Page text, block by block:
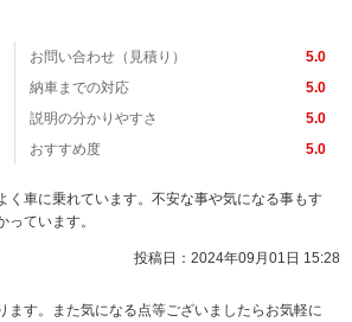
お問い合わせ（見積り）
5.0
納車までの対応
5.0
説明の分かりやすさ
5.0
おすすめ度
5.0
く車に乗れています。不安な事や気になる事もす
っています。
投稿日：2024年09月01日 15:28
ます。また気になる点等ございましたらお気軽に